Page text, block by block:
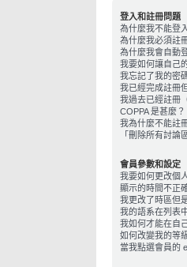
登入和註冊問題
為什麼我不能登
為什麼我必須註
為什麼我會自動
我要如何讓自己
我忘記了我的密
我已經完成註冊
我過去已經註冊
COPPA 是甚麼？
我為什麼不能註
「刪除所有討論
會員參數和設定
我要如何更改個
顯示的時間不正
我更改了時區但
我的語系在列表
我如何才能在自
如何改變我的等
當我點選會員的